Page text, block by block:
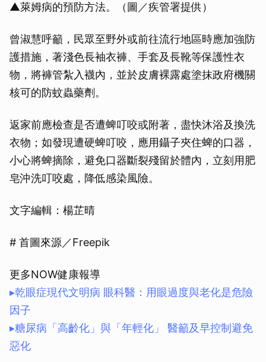
▲萊姆病的預防方法。（圖／疾管署提供）
曾淑慧呼籲，民眾至野外或前往流行地區時應加強防
護措施，著淺色長袖衣褲、手套及長靴等保護性衣
物，將褲管紮入襪內，並於皮膚裸露處塗抹政府機關
核可的防蚊蟲藥劑。
返家前應檢查是否遭蜱叮咬或附著，盡快沐浴及換洗
衣物；如發現遭硬蜱叮咬，應用鑷子夾住蜱的口器，
小心將蜱摘除，避免口器斷裂殘留於體內，立刻用肥
皂沖洗叮咬處，降低感染風險。
文字編輯：楊芷晴
# 首圖來源／Freepik
更多NOW健康報導
▸乾眼症現代文明病 眼科醫：用眼過度與老化是危險
因子
▸糖尿病「高齡化」與「年輕化」 醫籲及早控制避免
惡化